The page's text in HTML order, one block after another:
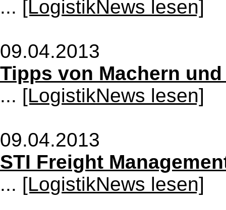
... [LogistikNews lesen]
09.04.2013
Tipps von Machern
... [LogistikNews lesen]
09.04.2013
STI Freight
... [LogistikNews lesen]